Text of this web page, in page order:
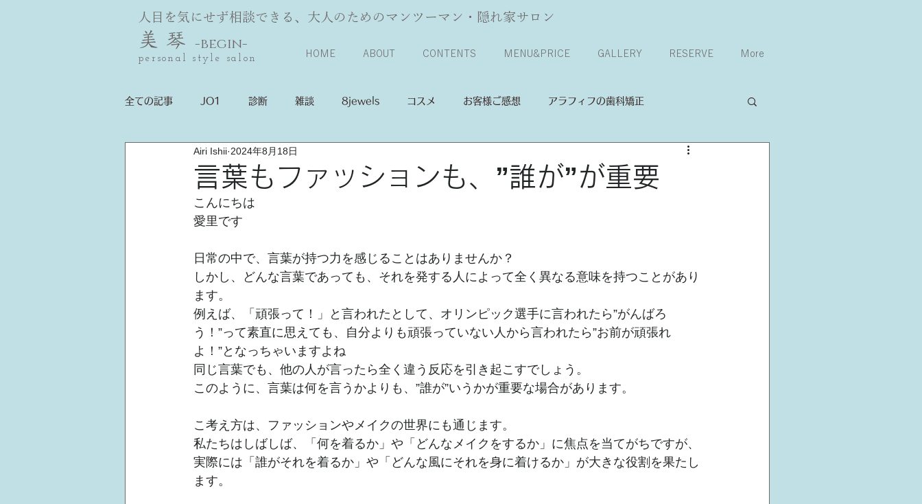
人目を気にせず相談できる、大人のためのマンツーマン・隠れ家サロン
美 琴 -begin-
personal style salon HOME ABOUT CONTENTS MENU&PRICE GALLERY RESERVE More
全ての記事 JO1 診断 雑談 8jewels コスメ お客様ご感想 アラフィフの歯科矯正
お悩み解決！！
言葉もファッションも、”誰が”が重要
Airi Ishii 2024年8月18日
こんにちは
愛里です
日常の中で、言葉が持つ力を感じることはありませんか？
しかし、どんな言葉であっても、それを発する人によって全く異なる意味を持つことがあり
ます。
例えば、「頑張って！」と言われたとして、オリンピック選手に言われたら”がんばろ
う！”って素直に思えても、自分よりも頑張っていない人から言われたら”お前が頑張れ
よ！”となっちゃいますよね
同じ言葉でも、他の人が言ったら全く違う反応を引き起こすでしょう。
このように、言葉は何を言うかよりも、”誰が”いうかが重要な場合があります。
こ考え方は、ファッションやメイクの世界にも通じます。
私たちはしばしば、「何を着るか」や「どんなメイクをするか」に焦点を当てがちですが、
実際には「誰がそれを着るか」や「どんな風にそれを身に着けるか」が大きな役割を果たし
ます。